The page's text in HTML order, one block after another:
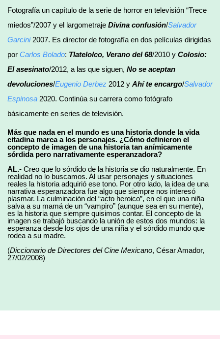
Fotografía un capítulo de la serie de horror en televisión “Trece
miedos”/2007 y el largometraje Divina confusión/Salvador
Garcini2007. Es director de fotografía en dos películas dirigidas
por Carlos Bolado: Tlatelolco, Verano del 68/2010 y Colosio:
El asesinato/2012, a las que siguen, No se aceptan
devoluciones/Eugenio Derbez 2012 y Ahí te encargo/Salvador
Espinosa 2020. Continúa su carrera como fotógrafo
básicamente en series de televisión.
Más que nada en el mundo es una historia donde la vida
citadina marca a los personajes. ¿Cómo definieron el
concepto de imagen de una historia tan anímicamente
sórdida pero narrativamente esperanzadora?
AL.- Creo que lo sórdido de la historia se dio naturalmente. En
realidad no lo buscamos. Al usar personajes y situaciones
reales la historia adquirió ese tono. Por otro lado, la idea de una
narrativa esperanzadora fue algo que siempre nos interesó
plasmar. La culminación del “acto heroico”, en el que una niña
salva a su mamá de un “vampiro” (aunque sea en su mente),
es la historia que siempre quisimos contar. El concepto de la
imagen se trabajó buscando la unión de estos dos mundos: la
esperanza desde los ojos de una niña y el sórdido mundo que
rodea a su madre.
(Diccionario de Directores del Cine Mexicano, César Amador,
27/02/2008)